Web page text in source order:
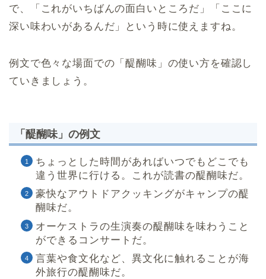
で、「これがいちばんの面白いところだ」「ここに
深い味わいがあるんだ」という時に使えますね。
例文で色々な場面での「醍醐味」の使い方を確認し
ていきましょう。
「醍醐味」の例文
ちょっとした時間があればいつでもどこでも
違う世界に行ける。これが読書の醍醐味だ。
豪快なアウトドアクッキングがキャンプの醍
醐味だ。
オーケストラの生演奏の醍醐味を味わうこと
ができるコンサートだ。
言葉や食文化など、異文化に触れることが海
外旅行の醍醐味だ。